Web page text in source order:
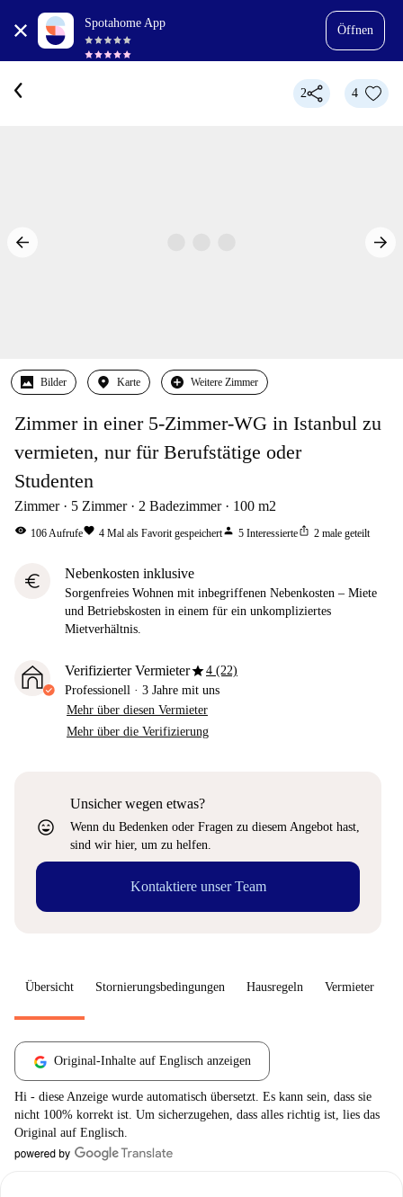
Spotahome App
Öffnen
2 4
Bilder Karte Weitere Zimmer
Zimmer in einer 5-Zimmer-WG in Istanbul zu
vermieten, nur für Berufstätige oder
Studenten
Zimmer 5 Zimmer 2 Badezimmer 100 m2
visibility 106Aufrufefavorite 4 Mal als Favorit gespeichertperson 5 Interessierteios_share 2 male geteilt
euro Nebenkosten inklusive
Sorgenfreies Wohnen mit inbegriffenen Nebenkosten – Miete
und Betriebskosten in einem für ein unkompliziertes
Mietverhältnis.
Verifizierter Vermieterstar4 (22)
Professionell · 3 Jahre mit uns
Mehr über diesen Vermieter
Mehr über die Verifizierung
sentiment_very_satisfied
Unsicher wegen etwas?
Wenn du Bedenken oder Fragen zu diesem Angebot hast,
sind wir hier, um zu helfen.
Kontaktiere unser Team
Übersicht Stornierungsbedingungen Hausregeln Vermieter
Original-Inhalte auf Englisch anzeigen
Hi - diese Anzeige wurde automatisch übersetzt. Es kann sein, dass sie
nicht 100% korrekt ist. Um sicherzugehen, dass alles richtig ist, lies das
Original auf Englisch.